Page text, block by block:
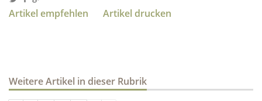
Artikel empfehlen Artikel drucken
Weitere Artikel in dieser Rubrik